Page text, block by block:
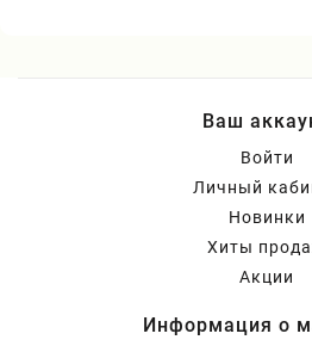
Ваш
Войти
Личный
Новинки
Хиты
Акции
Информация о